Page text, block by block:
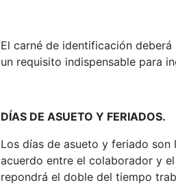
El carné de identificación
un requisito indispensable para
DÍAS DE ASUETO Y FERIADOS.
Los días de asueto y feriado
acuerdo entre el colaborador y
repondrá el doble del tiempo